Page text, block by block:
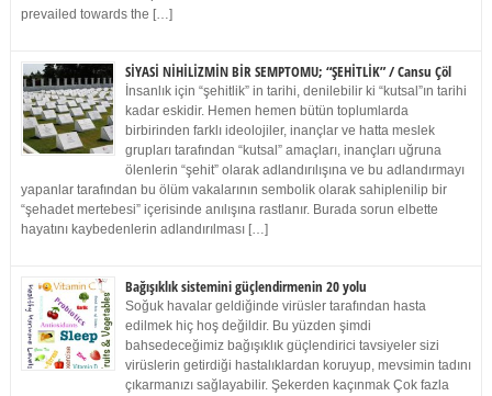
prevailed towards the […]
SİYASİ NİHİLİZMİN BİR SEMPTOMU; “ŞEHİTLİK” / Cansu Çöl
İnsanlık için “şehitlik” in tarihi, denilebilir ki “kutsal”ın tarihi
kadar eskidir. Hemen hemen bütün toplumlarda
birbirinden farklı ideolojiler, inançlar ve hatta meslek
grupları tarafından “kutsal” amaçları, inançları uğruna
ölenlerin “şehit” olarak adlandırılışına ve bu adlandırmayı
yapanlar tarafından bu ölüm vakalarının sembolik olarak sahiplenilip bir
“şehadet mertebesi” içerisinde anılışına rastlanır. Burada sorun elbette
hayatını kaybedenlerin adlandırılması […]
Bağışıklık sistemini güçlendirmenin 20 yolu
Soğuk havalar geldiğinde virüsler tarafından hasta
edilmek hiç hoş değildir. Bu yüzden şimdi
bahsedeceğimiz bağışıklık güçlendirici tavsiyeler sizi
virüslerin getirdiği hastalıklardan koruyup, mevsimin tadını
çıkarmanızı sağlayabilir. Şekerden kaçınmak Çok fazla